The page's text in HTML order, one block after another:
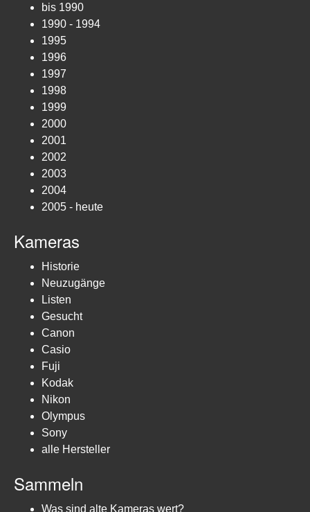
bis 1990
1990 - 1994
1995
1996
1997
1998
1999
2000
2001
2002
2003
2004
2005 - heute
Kameras
Historie
Neuzugänge
Listen
Gesucht
Canon
Casio
Fuji
Kodak
Nikon
Olympus
Sony
alle Hersteller
Sammeln
Was sind alte Kameras wert?